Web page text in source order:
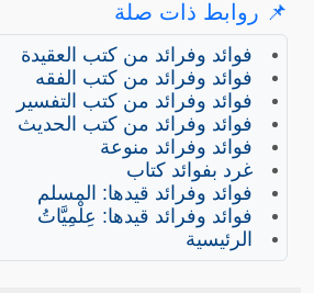
📌 روابط ذات صلة
فوائد وفرائد من كتب العقيدة
فوائد وفرائد من كتب الفقه
فوائد وفرائد من كتب التفسير
فوائد وفرائد من كتب الحديث
فوائد وفرائد منوعة
غرد بفوائد كتاب
فوائد وفرائد قيدها: المسلم
فوائد وفرائد قيدها: عِلْمِيَّاتُ
الرئيسية